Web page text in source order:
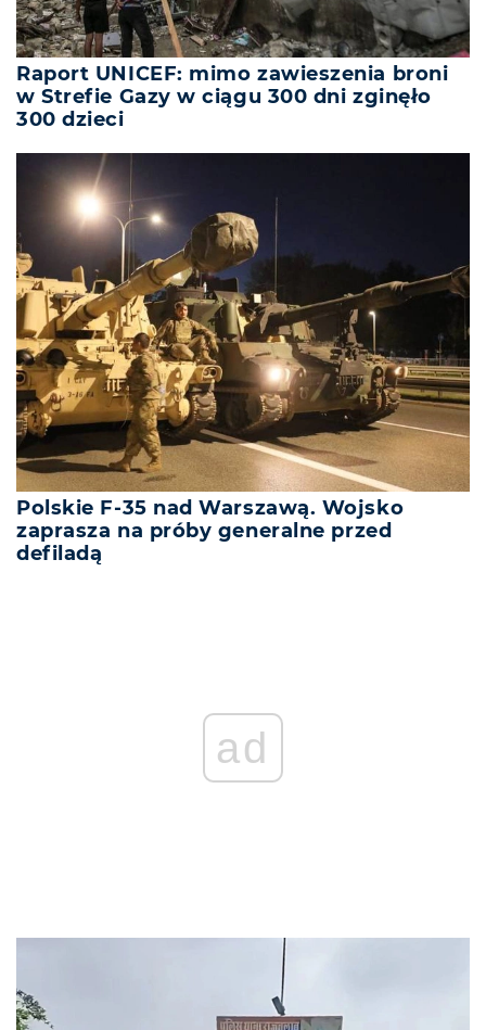
Raport UNICEF: mimo zawieszenia broni
w Strefie Gazy w ciągu 300 dni zginęło
300 dzieci
Polskie F-35 nad Warszawą. Wojsko
zaprasza na próby generalne przed
defiladą
ad